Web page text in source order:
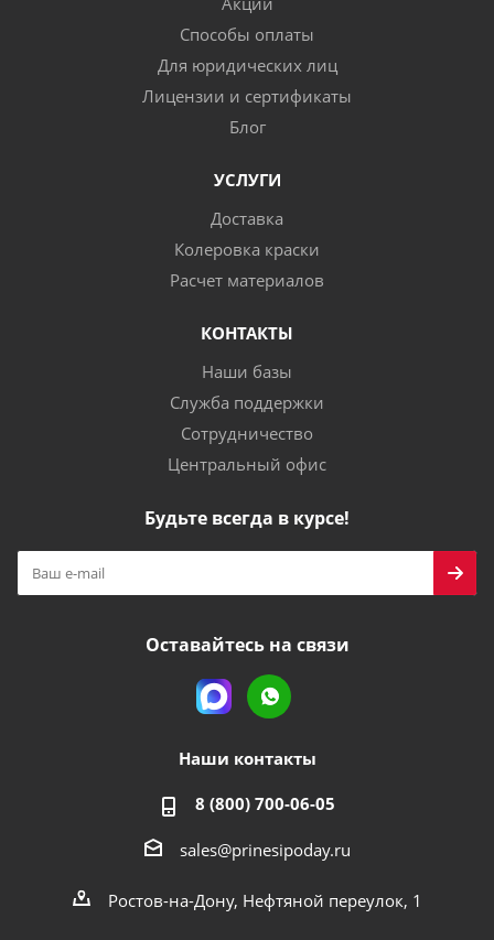
Способы оплаты
Для юридических лиц
Лицензии и сертификаты
Блог
УСЛУГИ
Доставка
Колеровка краски
Расчет материалов
КОНТАКТЫ
Наши базы
Служба поддержки
Сотрудничество
Центральный офис
Будьте всегда в курсе!
Оставайтесь на связи
Наши контакты
8 (800) 700-06-05
sales@prinesipoday.ru
Ростов-на-Дону, Нефтяной переулок, 1